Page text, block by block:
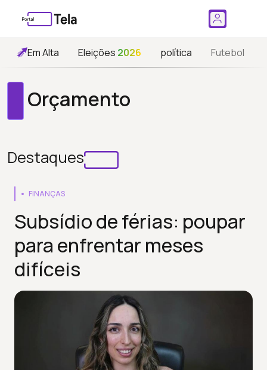
Em Alta Eleições 2026 política Futebol
Orçamento
Destaques
FINANÇAS
Subsídio de férias: poupar
para enfrentar meses
difíceis